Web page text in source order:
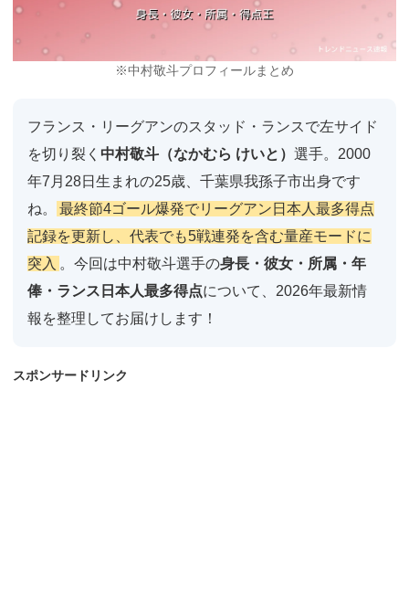
※中村敬斗プロフィールまとめ
フランス・リーグアンのスタッド・ランスで左サイド
を切り裂く 中村敬斗（なかむら けいと）選手。2000
年7月28日生まれの25歳、千葉県我孫子市出身です
ね。
最終節4ゴール爆発でリーグアン日本人最多得点
記録を更新し、代表でも5戦連発を含む量産モードに
突入 。今回は中村敬斗選手の身長・彼女・所属・年
俸・ランス日本人最多得点について、2026年最新情
報を整理してお届けします！
スポンサードリンク